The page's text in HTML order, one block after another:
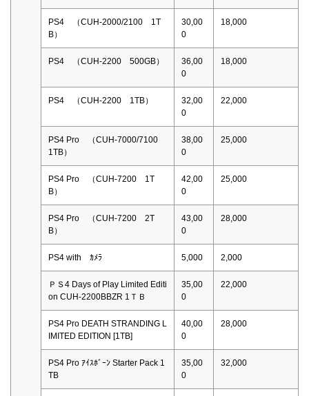
PS4 （CUH-2000/2100 1T
B）
30,00
0
18,000
PS4 （CUH-2200 500GB）
36,00
0
18,000
PS4 （CUH-2200 1TB）
32,00
0
22,000
PS4 Pro （CUH-7000/7100
1TB）
38,00
0
25,000
PS4 Pro （CUH-7200 1T
B）
42,00
0
25,000
PS4 Pro （CUH-7200 2T
B）
43,00
0
28,000
PS4 with ｶﾒﾗ 5,000 2,000
ＰＳ4 Days of Play Limited Editi
on CUH-2200BBZR 1ＴＢ
35,00
0
22,000
PS4 Pro DEATH STRANDING L
IMITED EDITION [1TB]
40,00
0
28,000
PS4 Pro ｱｲｽﾎﾞｰﾝ Starter Pack 1
TB
35,00
0
32,000